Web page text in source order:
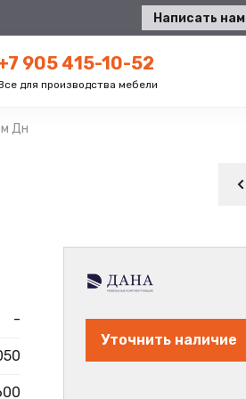
Написать нам
905 415-10-52
для производства мебели
Дн
-
Уточнить наличие